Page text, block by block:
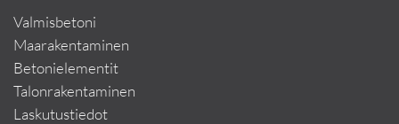
Valmisbetoni
Maarakentaminen
Betonielementit
Talonrakentaminen
Laskutustiedot